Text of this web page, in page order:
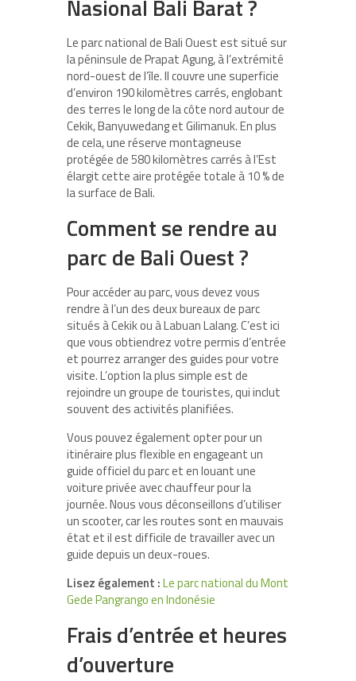
Nasional Bali Barat ?
Le parc national de Bali Ouest est situé sur
la péninsule de Prapat Agung, à l’extrémité
nord-ouest de l’île. Il couvre une superficie
d’environ 190 kilomètres carrés, englobant
des terres le long de la côte nord autour de
Cekik, Banyuwedang et Gilimanuk. En plus
de cela, une réserve montagneuse
protégée de 580 kilomètres carrés à l’Est
élargit cette aire protégée totale à 10 % de
la surface de Bali.
Comment se rendre au
parc de Bali Ouest ?
Pour accéder au parc, vous devez vous
rendre à l’un des deux bureaux de parc
situés à Cekik ou à Labuan Lalang. C’est ici
que vous obtiendrez votre permis d’entrée
et pourrez arranger des guides pour votre
visite. L’option la plus simple est de
rejoindre un groupe de touristes, qui inclut
souvent des activités planifiées.
Vous pouvez également opter pour un
itinéraire plus flexible en engageant un
guide officiel du parc et en louant une
voiture privée avec chauffeur pour la
journée. Nous vous déconseillons d’utiliser
un scooter, car les routes sont en mauvais
état et il est difficile de travailler avec un
guide depuis un deux-roues.
Lisez également :Le parc national du Mont
Gede Pangrango en Indonésie
Frais d’entrée et heures
d’ouverture